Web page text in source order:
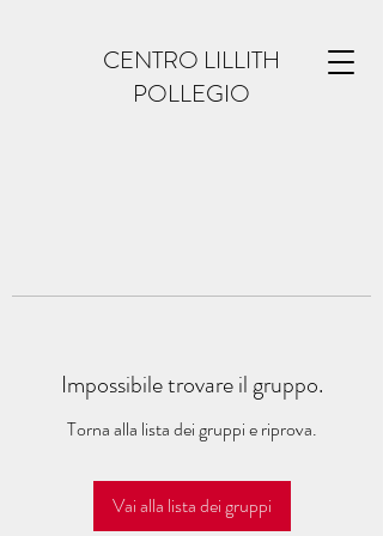
CENTRO LILLITH
POLLEGIO
Impossibile trovare il gruppo.
Torna alla lista dei gruppi e riprova.
Vai alla lista dei gruppi